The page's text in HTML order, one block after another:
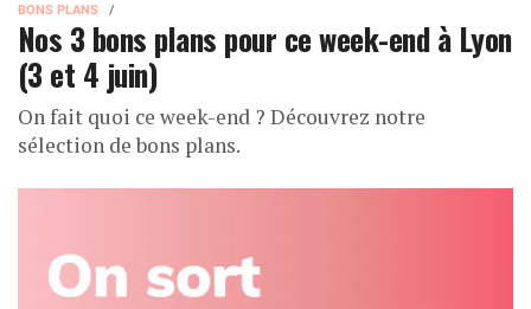
BONS PLANS
Nos 3 bons plans pour ce week-end à Lyon
(3 et 4 juin)
On fait quoi ce week-end ? Découvrez notre
sélection de bons plans.